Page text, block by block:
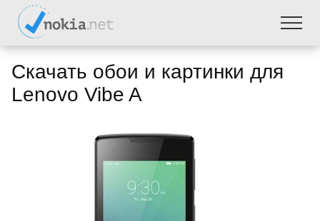
Скачать обои и картинки для
Lenovo Vibe A